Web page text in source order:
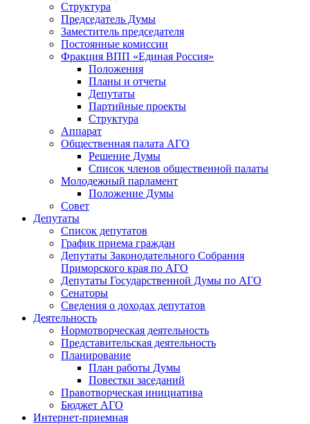
Структура
Председатель Думы
Заместитель председателя
Постоянные комиссии
Фракция ВПП «Единая Россия»
Положения
Планы и отчеты
Депутаты
Партийные проекты
Структура
Аппарат
Общественная палата АГО
Решение Думы
Список членов общественной палаты
Молодежный парламент
Положение Думы
Совет
Депутаты
Список депутатов
График приема граждан
Депутаты Законодательного Собрания
Приморского края по АГО
Депутаты Государственной Думы по АГО
Сенаторы
Сведения о доходах депутатов
Деятельность
Нормотворческая деятельность
Представительская деятельность
Планирование
План работы Думы
Повестки заседаний
Правотворческая инициатива
Бюджет АГО
Интернет-приемная